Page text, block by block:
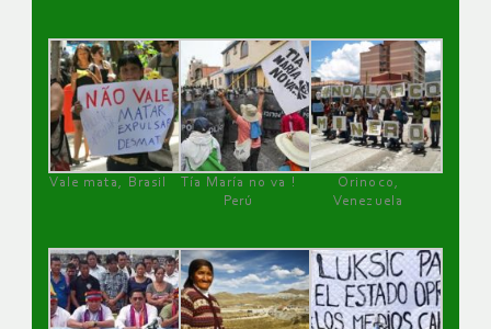
Vale mata, Brasil
Tía María no va !
Perú
Orinoco,
Venezuela